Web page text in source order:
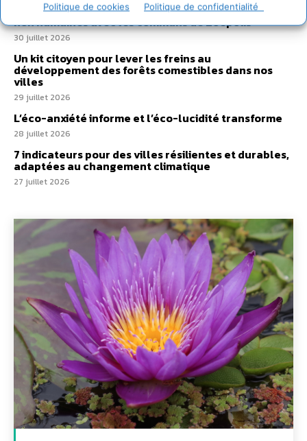
Politique de cookies Politique de confidentialité
Développer notre attention aux espèces vivantes
non humaines avec les communs de Zoepolis
30 juillet 2026
Un kit citoyen pour lever les freins au
développement des forêts comestibles dans nos
villes
29 juillet 2026
L’éco-anxiété informe et l’éco-lucidité transforme
28 juillet 2026
7 indicateurs pour des villes résilientes et durables,
adaptées au changement climatique
27 juillet 2026